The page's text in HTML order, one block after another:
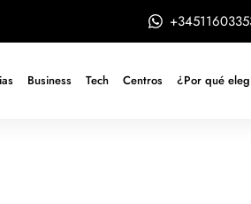
Business Tech Centros ¿Por qué